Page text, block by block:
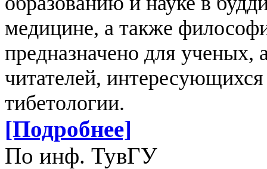
медицине, а также
предназначено для ученых,
читателей,
тибетологии.
[Подробнее]
По инф. ТувГУ